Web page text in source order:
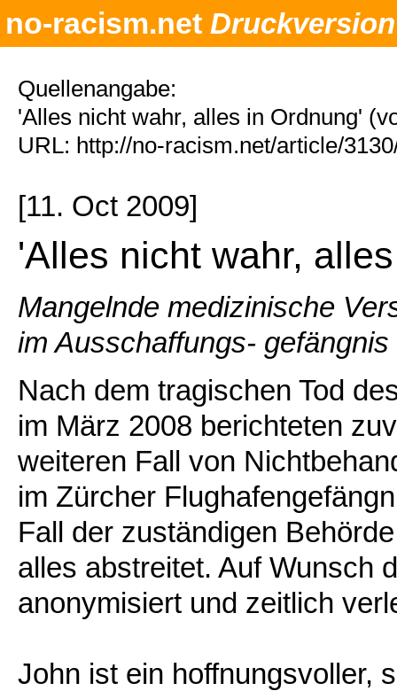
no-racism.net Druckversion
Quellenangabe:
'Alles nicht wahr, alles in Ordnung'
URL: http://no-racism.net/article/
[11. Oct 2009]
'Alles nicht wahr,
Mangelnde medizinische
im Ausschaffungs-
Nach dem tragischen Tod
im März 2008 berichteten
weiteren Fall von
im Zürcher
Fall der zuständigen
alles abstreitet. Auf Wunsch
anonymisiert und zeitlich
John ist ein hoffnungsvoller,